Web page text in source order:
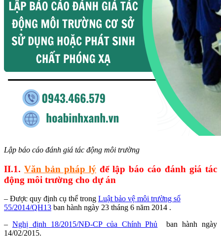
Lập báo cáo đánh giá tác động môi trường
II.1. Văn bản pháp lý để lập báo cáo đánh giá tác
động môi trường cho dự án
– Được quy định cụ thể trong Luật bảo vệ môi trường số
55/2014/QH13 ban hành ngày 23 tháng 6 năm 2014 .
– Nghị định 18/2015/NĐ-CP của Chính Phủ ban hành ngày
14/02/2015.